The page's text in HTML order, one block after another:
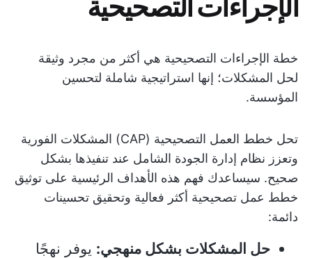
خطة الإجراءات التصحيحية هي أكثر من مجرد وثيقة
لحل المشكلات؛ إنها استراتيجية شاملة لتحسين
المؤسسة.
تحل خطط العمل التصحيحية (CAP) المشكلات الفورية
وتعزز نظام إدارة الجودة الشامل عند تنفيذها بشكل
صحيح. سيساعدك فهم هذه الأهداف الرئيسية على توثيق
خطط عمل تصحيحية أكثر فعالية وتحقيق تحسينات
دائمة:
حل المشكلات بشكل منهجي: يوفر نهجًا